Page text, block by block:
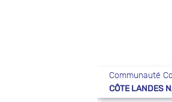
Communauté
CÔTE LANDES